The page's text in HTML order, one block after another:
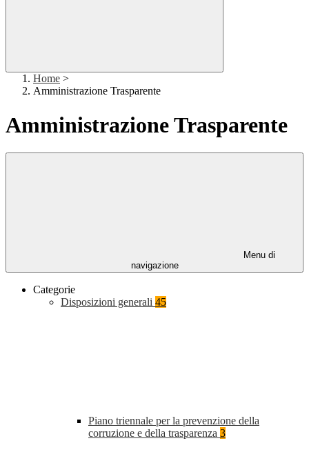
Home >
Amministrazione Trasparente
Amministrazione Trasparente
Menu di
navigazione
Categorie
Disposizioni generali 45
Piano triennale per la prevenzione della
corruzione e della trasparenza 3